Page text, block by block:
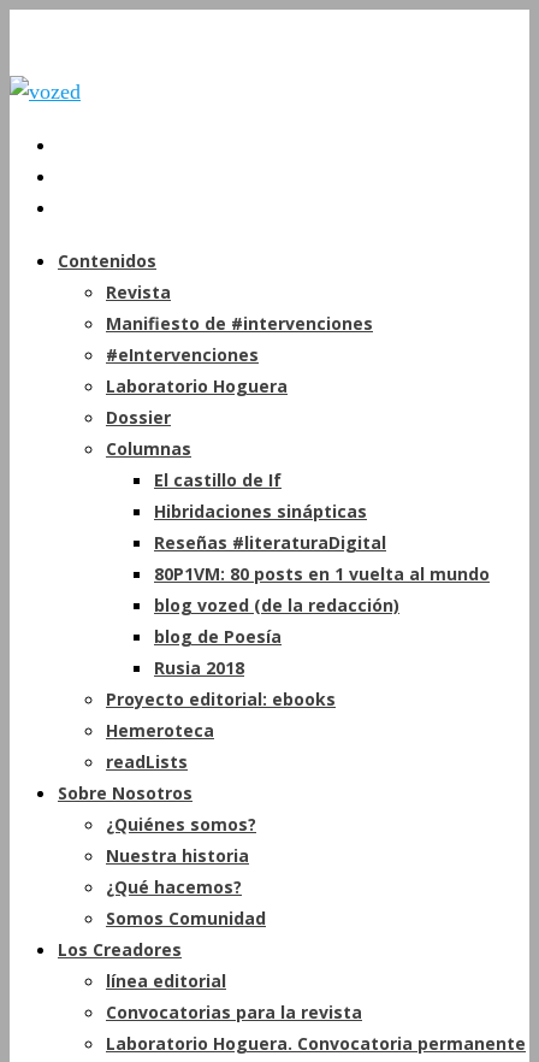
Contenidos
Revista
Manifiesto de #intervenciones
#eIntervenciones
Laboratorio Hoguera
Dossier
Columnas
El castillo de If
Hibridaciones sinápticas
Reseñas #literaturaDigital
80P1VM: 80 posts en 1 vuelta al mundo
blog vozed (de la redacción)
blog de Poesía
Rusia 2018
Proyecto editorial: ebooks
Hemeroteca
readLists
Sobre Nosotros
¿Quiénes somos?
Nuestra historia
¿Qué hacemos?
Somos Comunidad
Los Creadores
línea editorial
Convocatorias para la revista
Laboratorio Hoguera. Convocatoria permanente